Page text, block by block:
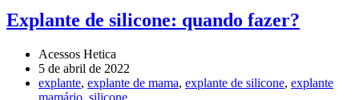
Explante de silicone: quando fazer?
Acessos Hetica
5 de abril de 2022
explante, explante de mama, explante de silicone, explante